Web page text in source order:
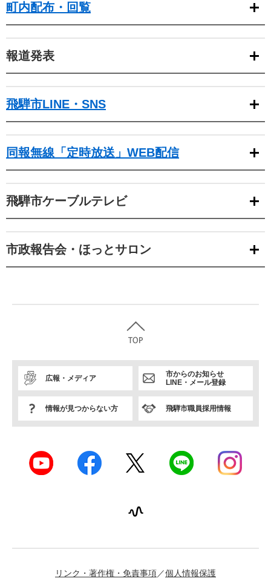
町内配布・回覧
報道発表
飛騨市LINE・SNS
同報無線「定時放送」WEB配信
飛騨市ケーブルテレビ
市政報告会・ほっとサロン
広報・メディア
市からのお知らせ
LINE・メール登録
情報が見つからない方 飛騨市職員採用情報
リンク・著作権・免責事項 個人情報保護